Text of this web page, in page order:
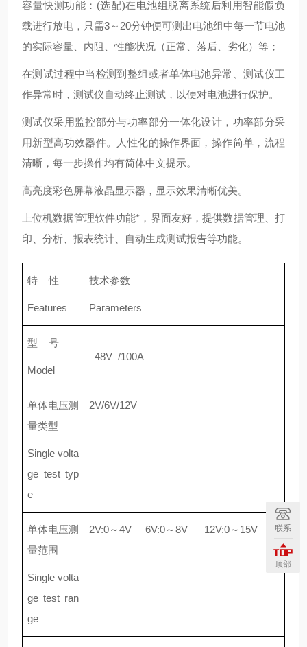
容量快测功能：(选配)在电池组脱离系统后利用智能假负
载进行放电，只需3～20分钟便可测出电池组中每一节电池
的实际容量、内阻、性能状况（正常、落后、劣化）等；
在测试过程中当检测到整组或者单体电池异常、测试仪工
作异常时，测试仪自动终止测试，以便对电池进行保护。
测试仪采用监控部分与功率部分一体化设计，功率部分采
用新型高功效器件。人性化的操作界面，操作简单，流程
清晰，每一步操作均有简体中文提示。
高亮度彩色屏幕液晶显示器，显示效果清晰优美。
上位机数据管理软件功能*，界面友好，提供数据管理、打
印、分析、报表统计、自动生成测试报告等功能。
特 性
Features
技术参数
Parameters
型 号
Model
48V /100A
单体电压测
量类型
Single volta
ge test typ
e
2V/6V/12V
单体电压测
量范围
Single volta
ge test ran
ge
2V:0～4V 6V:0～8V 12V:0～15V 联系
顶部